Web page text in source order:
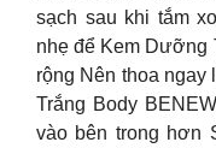
sạch sau khi tắm
nhẹ để Kem Dưỡng
rộng Nên thoa
Trắng Body
vào bên trong hơn